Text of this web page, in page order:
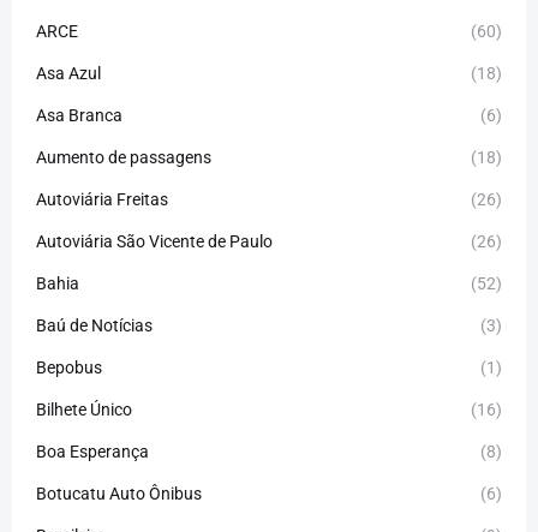
ARCE (60)
Asa Azul (18)
Asa Branca (6)
Aumento de passagens (18)
Autoviária Freitas (26)
Autoviária São Vicente de Paulo (26)
Bahia (52)
Baú de Notícias (3)
Bepobus (1)
Bilhete Único (16)
Boa Esperança (8)
Botucatu Auto Ônibus (6)